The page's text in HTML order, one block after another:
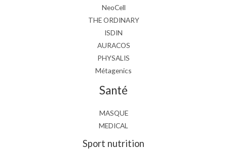
NeoCell
THE ORDINARY
ISDIN
AURACOS
PHYSALIS
Métagenics
Santé
MASQUE
MEDICAL
Sport nutrition